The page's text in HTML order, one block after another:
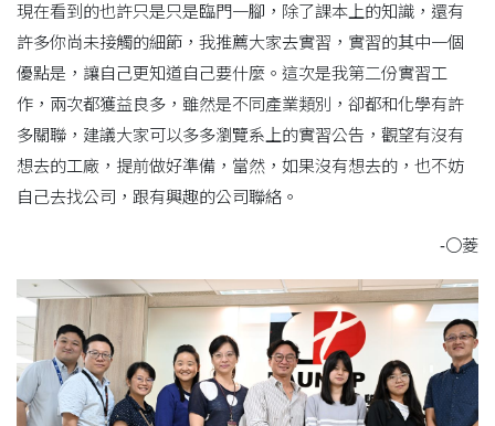
現在看到的也許只是只是臨門一腳，除了課本上的知識，還有
許多你尚未接觸的細節，我推薦大家去實習，實習的其中一個
優點是，讓自己更知道自己要什麼。這次是我第二份實習工
作，兩次都獲益良多，雖然是不同產業類別，卻都和化學有許
多關聯，建議大家可以多多瀏覽系上的實習公告，觀望有沒有
想去的工廠，提前做好準備，當然，如果沒有想去的，也不妨
自己去找公司，跟有興趣的公司聯絡。
-〇菱